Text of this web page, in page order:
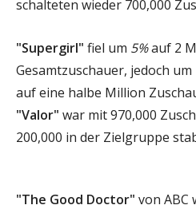
schalteten wieder 700,000
"Supergirl" fiel um 5%auf 2
Gesamtzuschauer, jedoch um
auf eine halbe Million
"Valor" war mit 970,000
200,000 in der Zielgruppe
"The Good Doctor" von ABC